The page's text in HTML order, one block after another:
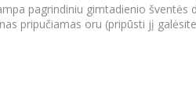
pagrindiniu gimtadienio
pripučiamas oru (pripūsti jį